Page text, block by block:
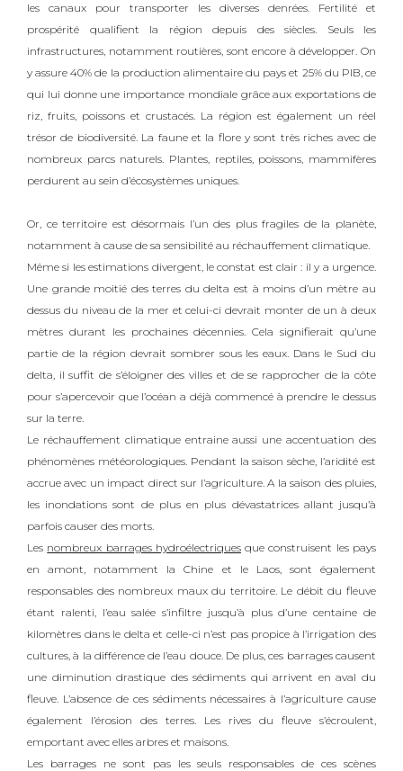
les canaux pour transporter les diverses denrées. Fertilité et
prospérité qualifient la région depuis des siècles. Seuls les
infrastructures, notamment routières, sont encore à développer. On
y assure 40% de la production alimentaire du pays et 25% du PIB, ce
qui lui donne une importance mondiale grâce aux exportations de
riz, fruits, poissons et crustacés. La région est également un réel
trésor de biodiversité. La faune et la flore y sont très riches avec de
nombreux parcs naturels. Plantes, reptiles, poissons, mammifères
perdurent au sein d’écosystèmes uniques.
Or, ce territoire est désormais l’un des plus fragiles de la planète,
notamment à cause de sa sensibilité au réchauffement climatique.
Même si les estimations divergent, le constat est clair : il y a urgence.
Une grande moitié des terres du delta est à moins d’un mètre au
dessus du niveau de la mer et celui-ci devrait monter de un à deux
mètres durant les prochaines décennies. Cela signifierait qu’une
partie de la région devrait sombrer sous les eaux. Dans le Sud du
delta, il suffit de s’éloigner des villes et de se rapprocher de la côte
pour s’apercevoir que l’océan a déjà commencé à prendre le dessus
sur la terre.
Le réchauffement climatique entraine aussi une accentuation des
phénomènes météorologiques. Pendant la saison sèche, l’aridité est
accrue avec un impact direct sur l’agriculture. A la saison des pluies,
les inondations sont de plus en plus dévastatrices allant jusqu’à
parfois causer des morts.
Les nombreux barrages hydroélectriquesque construisent les pays
en amont, notamment la Chine et le Laos, sont également
responsables des nombreux maux du territoire. Le débit du fleuve
étant ralenti, l’eau salée s’infiltre jusqu’à plus d’une centaine de
kilomètres dans le delta et celle-ci n’est pas propice à l’irrigation des
cultures, à la différence de l’eau douce. De plus, ces barrages causent
une diminution drastique des sédiments qui arrivent en aval du
fleuve. L’absence de ces sédiments nécessaires à l’agriculture cause
également l’érosion des terres. Les rives du fleuve s’écroulent,
emportant avec elles arbres et maisons.
Les barrages ne sont pas les seuls responsables de ces scènes